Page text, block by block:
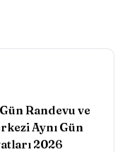
Randevu ve
Aynı Gün
2026